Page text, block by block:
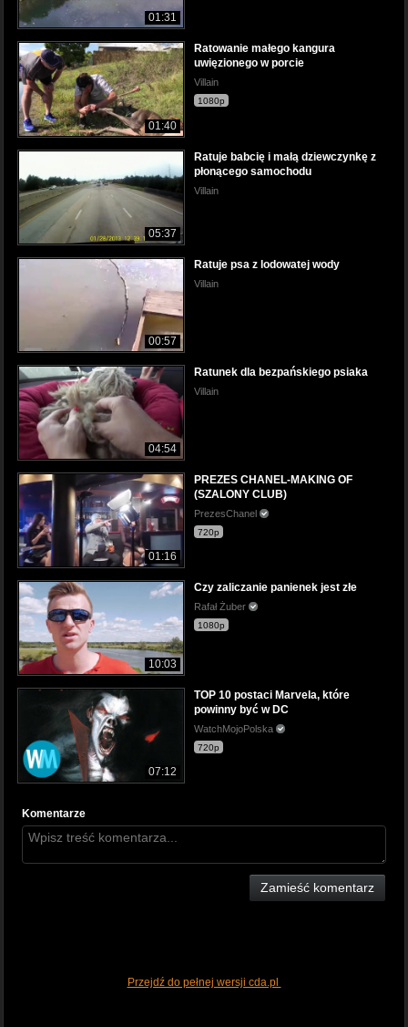
01:31
01:40
Ratowanie małego kangura
uwięzionego w porcie
Villain
1080p
05:37
Ratuje babcię i małą dziewczynkę z
płonącego samochodu
Villain
00:57
Ratuje psa z lodowatej wody
Villain
04:54
Ratunek dla bezpańskiego psiaka
Villain
01:16
PREZES CHANEL-MAKING OF
(SZALONY CLUB)
PrezesChanel
720p
10:03
Czy zaliczanie panienek jest złe
Rafał Żuber
1080p
07:12
TOP 10 postaci Marvela, które
powinny być w DC
WatchMojoPolska
720p
Komentarze
Zamieść komentarz
Przejdź do pełnej wersji cda.pl